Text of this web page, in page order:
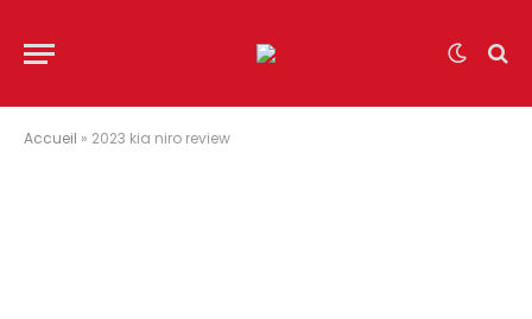
Accueil » 2023 kia niro review